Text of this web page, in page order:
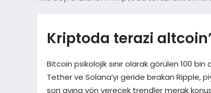
Kriptoda terazi
Bitcoin psikolojik sınır olarak görülen 100
Tether ve Solana’yı geride bırakan Ripple,
son ayına yön verecek trendler merak